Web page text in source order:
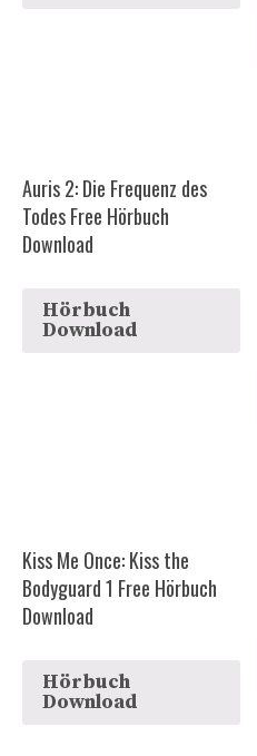
Auris 2: Die Frequenz des
Todes Free Hörbuch
Download
Hörbuch
Download
Kiss Me Once: Kiss the
Bodyguard 1 Free Hörbuch
Download
Hörbuch
Download